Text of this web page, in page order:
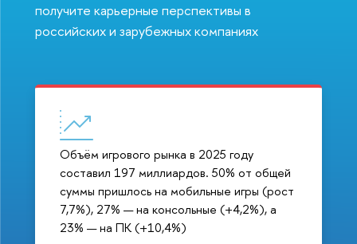
получите карьерные перспективы в
российских и зарубежных компаниях
Объём игрового рынка в 2025 году
составил 197 миллиардов. 50% от общей
суммы пришлось на мобильные игры (рост
7,7%), 27% — на консольные (+4,2%), а
23% — на ПК (+10,4%)